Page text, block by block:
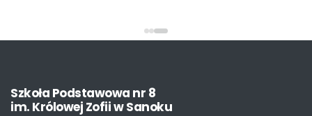
Szkoła Podstawowa nr 8
im. Królowej ZofiiwSanoku